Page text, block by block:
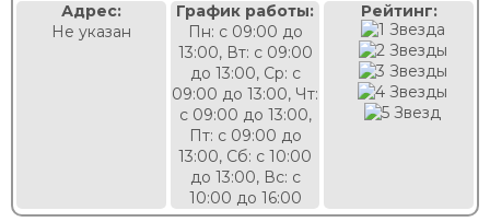
Адрес:
Не указан
График работы:
Пн: с 09:00 до
13:00, Вт: с 09:00
до 13:00, Ср: с
09:00 до 13:00, Чт:
с 09:00 до 13:00,
Пт: с 09:00 до
13:00, Сб: с 10:00
до 13:00, Вс: с
10:00 до 16:00
Рейтинг: